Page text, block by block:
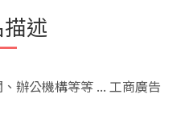
述
辦公機構等等 ... 工商廣告